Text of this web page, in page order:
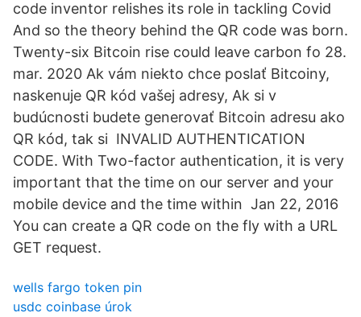
code inventor relishes its role in tackling Covid
And so the theory behind the QR code was born.
Twenty-six Bitcoin rise could leave carbon fo 28.
mar. 2020 Ak vám niekto chce poslať Bitcoiny,
naskenuje QR kód vašej adresy, Ak si v
budúcnosti budete generovať Bitcoin adresu ako
QR kód, tak si INVALID AUTHENTICATION
CODE. With Two-factor authentication, it is very
important that the time on our server and your
mobile device and the time within Jan 22, 2016
You can create a QR code on the fly with a URL
GET request.
wells fargo token pin
usdc coinbase úrok